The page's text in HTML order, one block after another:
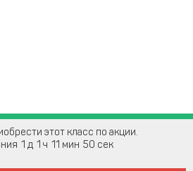
этот класс по акции.
1 1 11 49